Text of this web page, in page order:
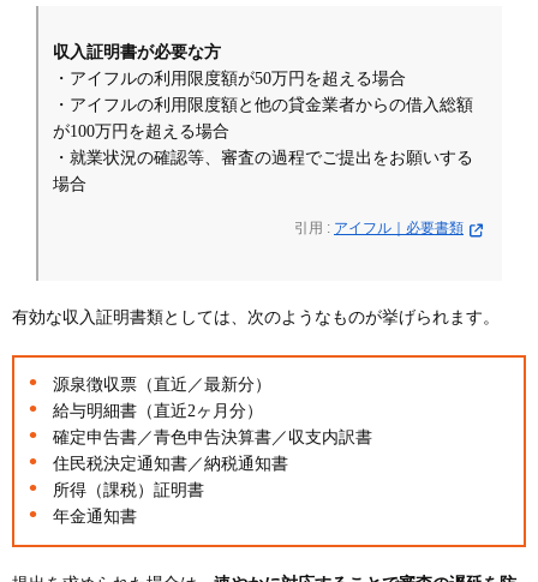
収入証明書が必要な方
・アイフルの利用限度額が50万円を超える場合
・アイフルの利用限度額と他の貸金業者からの借入総額
が100万円を超える場合
・就業状況の確認等、審査の過程でご提出をお願いする
場合
引用 : アイフル｜必要書類
有効な収入証明書類としては、次のようなものが挙げられます。
源泉徴収票（直近／最新分）
給与明細書（直近2ヶ月分）
確定申告書／青色申告決算書／収支内訳書
住民税決定通知書／納税通知書
所得（課税）証明書
年金通知書